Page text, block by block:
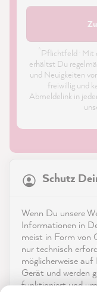
Pflichtfeld · Mit
erhältst Du
und Neuigkeiten
freiwillig und
Abmeldelink in
Service
Kontakt
Schutz
Wenn Du unsere
Informationen in
meist in Form von
nur technisch
möglicherweise
Gerät und werden
funktioniert und
21.849